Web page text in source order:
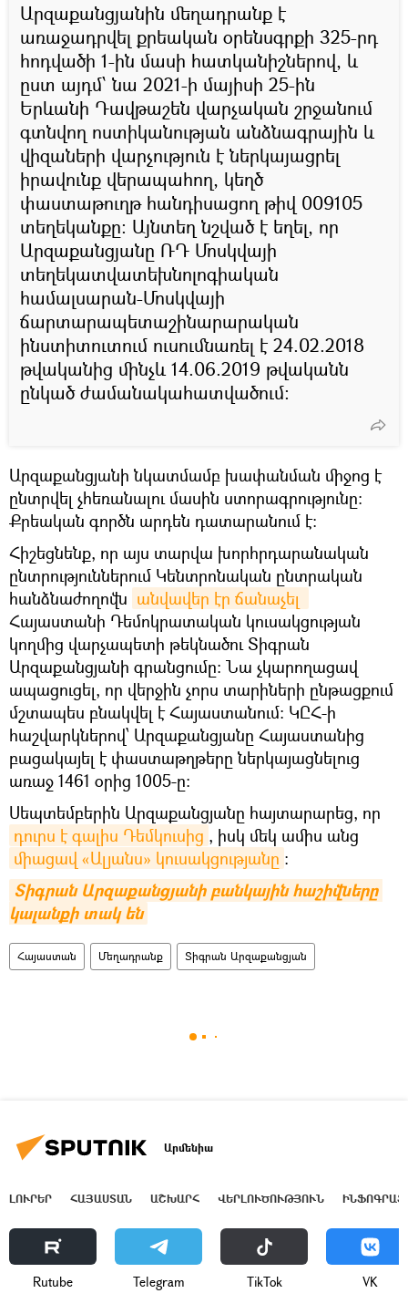
Արզաքանցյանին մեղադրանք է
առաջադրվել քրեական օրենսգրքի 325-րդ
հոդվածի 1-ին մասի հատկանիշներով, և
ըստ այդմ՝ նա 2021-ի մայիսի 25-ին
Երևանի Դավթաշեն վարչական շրջանում
գտնվող ոստիկանության անձնագրային և
վիզաների վարչություն է ներկայացրել
իրավունք վերապահող, կեղծ
փաստաթուղթ հանդիսացող թիվ 009105
տեղեկանքը։ Այնտեղ նշված է եղել, որ
Արզաքանցյանը ՌԴ Մոսկվայի
տեղեկատվատեխնոլոգիական
համալսարան-Մոսկվայի
ճարտարապետաշինարարական
ինստիտուտում ուսումնառել է 24.02.2018
թվականից մինչև 14.06.2019 թվականն
ընկած ժամանակահատվածում:
Արզաքանցյանի նկատմամբ խափանման միջոց է
ընտրվել չհեռանալու մասին ստորագրությունը։
Քրեական գործն արդեն դատարանում է։
Հիշեցնենք, որ այս տարվա խորհրդարանական
ընտրություններում Կենտրոնական ընտրական
հանձնաժողովն
Հայաստանի Դեմոկրատական կուսակցության
կողմից վարչապետի թեկնածու Տիգրան
Արզաքանցյանի գրանցումը: Նա չկարողացավ
ապացուցել, որ վերջին չորս տարիների ընթացքում
մշտապես բնակվել է Հայաստանում։ ԿԸՀ-ի
հաշվարկներով՝ Արզաքանցյանը Հայաստանից
բացակայել է փաստաթղթերը ներկայացնելուց
առաջ 1461 օրից 1005-ը։
Սեպտեմբերին Արզաքանցյանը հայտարարեց, որ
դուրս է գալիս Դեմկուսից , իսկ մեկ ամիս անց
միացավ «Ալյանս» կուսակցությանը ։
Տիգրան Արզաքանցյանի բանկային հաշիվները
կալանքի տակ են
Հայաստան Մեղադրանք Տիգրան Արզաքանցյան
Արմենիա
ԼՈՒՐԵՐ ՀԱՅԱՍՏԱՆ ԱՇԽԱՐՀ ՎԵՐԼՈՒԾՈՒԹՅՈՒՆ
Rutube Telegram ТikТоk VK